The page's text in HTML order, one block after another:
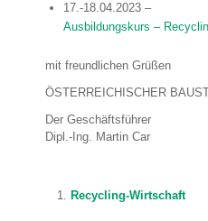
17.-18.04.2023 –
Ausbildungskurs –
mit freundlichen Grüßen
ÖSTERREICHISCHER
Der Geschäftsführer
Dipl.-Ing. Martin Car
Recycling-Wirtschaft